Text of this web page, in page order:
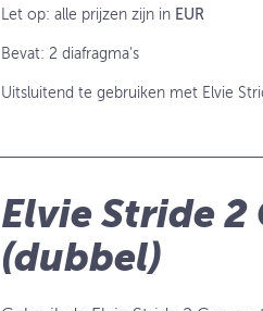
Let op: alle prijzen zijn in EUR
Bevat: 2 diafragma's
Uitsluitend te gebruiken met Elvie
Elvie Stride
(dubbel)